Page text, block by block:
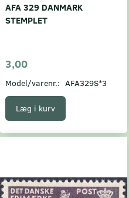
AFA 329 DANMARK
STEMPLET
3,00
Model/varenr.: AFA329S*3
Læg i kurv